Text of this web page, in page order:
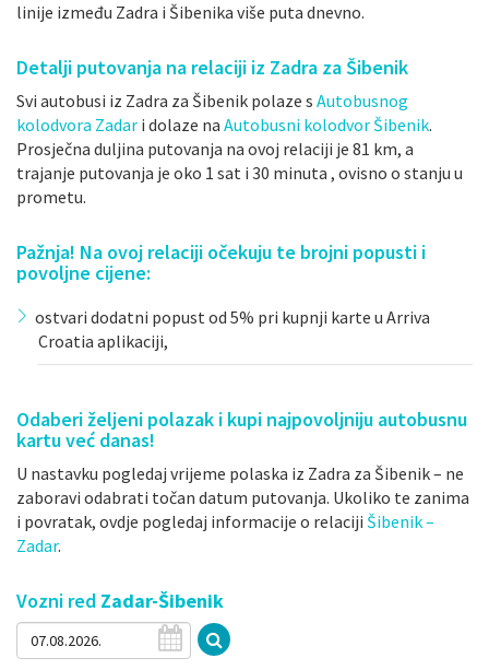
linije između Zadra i Šibenika više puta dnevno.
Detalji putovanja na relaciji iz Zadra za Šibenik
Svi autobusi iz Zadra za Šibenik polaze s Autobusnog
kolodvora Zadar i dolaze na Autobusni kolodvor Šibenik.
Prosječna duljina putovanja na ovoj relaciji je 81 km, a
trajanje putovanja je oko 1 sat i 30 minuta , ovisno o stanju u
prometu.
Pažnja! Na ovoj relaciji očekuju te brojni popusti i
povoljne cijene:
ostvari dodatni popust od 5% pri kupnji karte u Arriva
Croatia aplikaciji,
Odaberi željeni polazak i kupi najpovoljniju autobusnu
kartu već danas!
U nastavku pogledaj vrijeme polaska iz Zadra za Šibenik – ne
zaboravi odabrati točan datum putovanja. Ukoliko te zanima
i povratak, ovdje pogledaj informacije o relaciji Šibenik –
Zadar.
Vozni red Zadar-Šibenik